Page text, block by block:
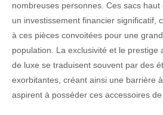
nombreuses personnes. Ces sacs
un investissement financier significatif,
à ces pièces convoitées pour une
population. La exclusivité et le prestige
de luxe se traduisent souvent par des
exorbitantes, créant ainsi une barrière
aspirent à posséder ces accessoires